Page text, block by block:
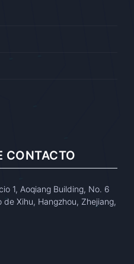
CONTACTO
1, Aoqiang Building, No. 6
Xihu, Hangzhou, Zhejiang,